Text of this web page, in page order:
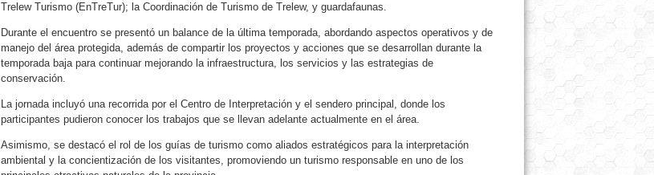
Trelew Turismo (EnTreTur); la Coordinación de Turismo de Trelew, y guardafaunas.
Durante el encuentro se presentó un balance de la última temporada, abordando aspectos operativos y de
manejo del área protegida, además de compartir los proyectos y acciones que se desarrollan durante la
temporada baja para continuar mejorando la infraestructura, los servicios y las estrategias de
conservación.
La jornada incluyó una recorrida por el Centro de Interpretación y el sendero principal, donde los
participantes pudieron conocer los trabajos que se llevan adelante actualmente en el área.
Asimismo, se destacó el rol de los guías de turismo como aliados estratégicos para la interpretación
ambiental y la concientización de los visitantes, promoviendo un turismo responsable en uno de los